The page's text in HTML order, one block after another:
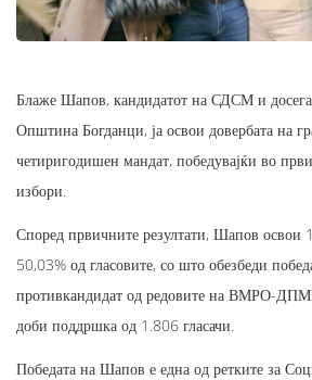
Блаже Шапов, кандидатот на СДСМ и
Општина Богданци, ја освои довербата на
четиригодишен мандат, победувајќи во
избори.
Според првичните резултати, Шапов освои
50,03% од гласовите, со што обезбеди
противкандидат од редовите на ВМРО-
доби поддршка од 1.806 гласачи.
Победата на Шапов е една од ретките за